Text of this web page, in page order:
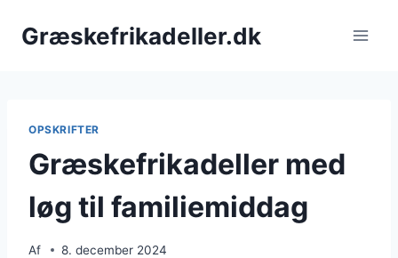
Græskefrikadeller.dk
OPSKRIFTER
Græskefrikadeller med
løg til familiemiddag
Af 8. december 2024